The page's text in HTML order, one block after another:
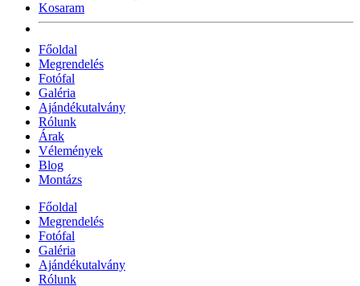
Kosaram
Főoldal
Megrendelés
Fotófal
Galéria
Ajándékutalvány
Rólunk
Árak
Vélemények
Blog
Montázs
Főoldal
Megrendelés
Fotófal
Galéria
Ajándékutalvány
Rólunk